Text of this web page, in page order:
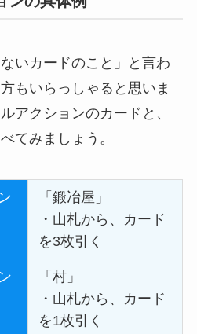
いカードのこと」と言わ
もいらっしゃると思いま
アクションのカードと、
てみましょう。
「鍛冶屋」
・山札から、カード
を3枚引く
「村」
・山札から、カード
を1枚引く